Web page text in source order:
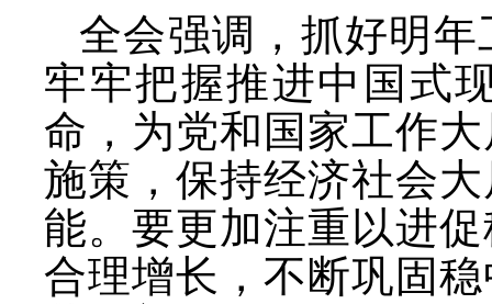
全会强调，抓好明
牢牢把握推进中国式
命，为党和国家工作
施策，保持经济社会
能。要更加注重以进
合理增长，不断巩固